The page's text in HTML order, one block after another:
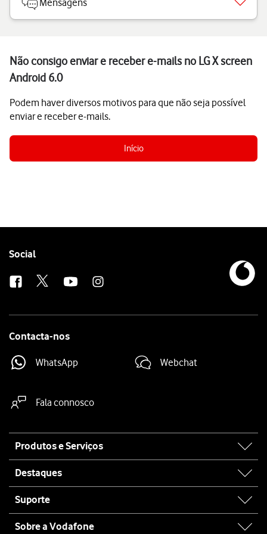
Mensagens
Não consigo enviar e receber e-mails no LG X screen
Android 6.0
Podem haver diversos motivos para que não seja possível
enviar e receber e-mails.
Início
Follow
Social
Contacta-nos
WhatsApp Webchat
Fala connosco
map
Produtos e Serviços
Destaques
Suporte
Sobre a Vodafone